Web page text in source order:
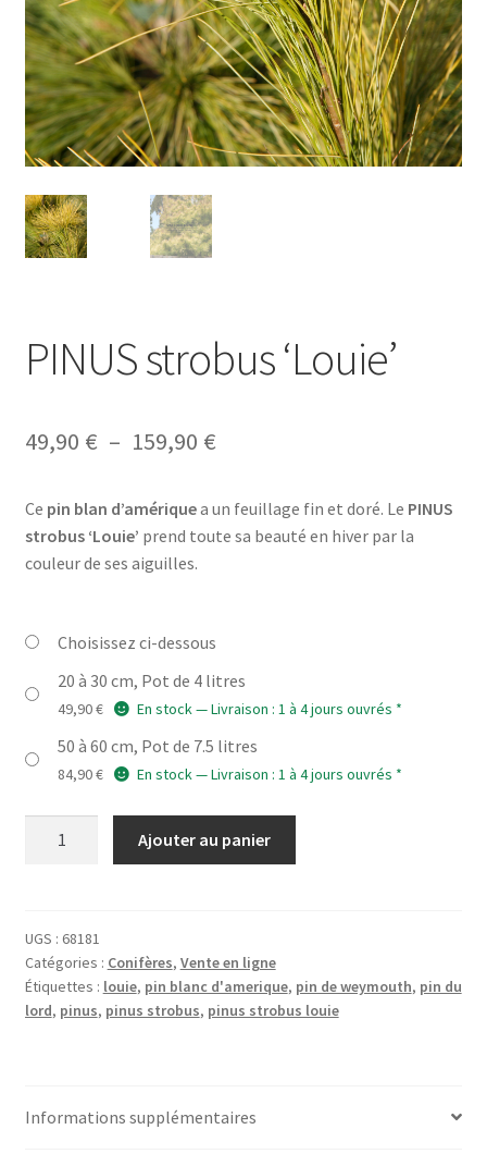
PINUS strobus ‘Louie’
49,90 € – 159,90 €Plage
prix :
159,90 €
Ce pin blan d’amériquea un feuillage fin et doré. Le PINUS
strobus ‘Louie’ prend toute sa beauté en hiver par la
couleur de ses aiguilles.
Choisissez ci-dessous
20 à 30 cm, Pot de 4 litres
49,90€ En stock — Livraison : 1 à 4 jours ouvrés *
50 à 60 cm, Pot de 7.5 litres
84,90€ En stock — Livraison : 1 à 4 jours ouvrés *
'Louie'
Ajouter au panier
UGS : 68181
Catégories : Conifères, Vente en ligne
Étiquettes : louie, pin blanc d'amerique, pin de weymouth, pin du
lord, pinus, pinus strobus, pinus strobus louie
Informations supplémentaires